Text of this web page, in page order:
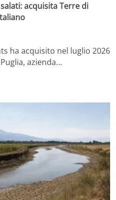
acquisita Terre di
ha acquisito nel luglio 2026
azienda…